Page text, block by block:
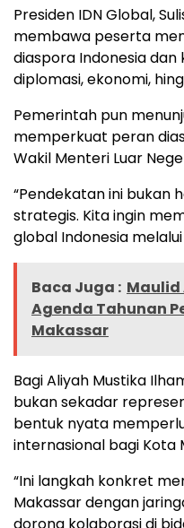
Presiden IDN Global,
membawa peserta
diaspora Indonesia
diplomasi, ekonomi,
Pemerintah pun
memperkuat peran
Wakil Menteri Luar
“Pendekatan ini bukan
strategis. Kita ingin
global Indonesia
Baca Juga : Maulid
Agenda Tahunan
Makassar
Bagi Aliyah Mustika
bukan sekadar
bentuk nyata
internasional bagi Kota
“Ini langkah konkret
Makassar dengan